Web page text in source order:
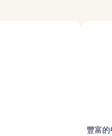
豐富